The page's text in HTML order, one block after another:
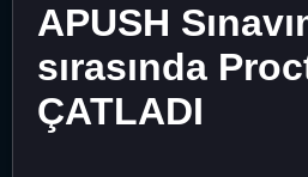
APUSH
sırasında
ÇATLADI